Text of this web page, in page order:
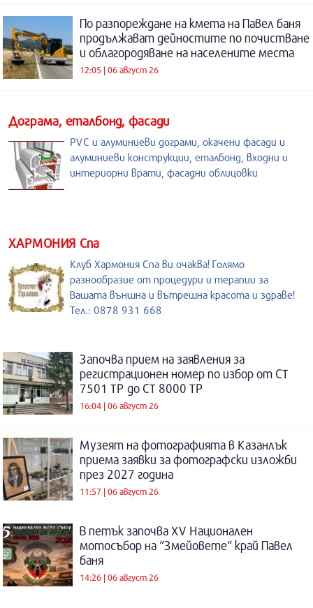
По разпореждане на кмета на Павел баня
продължават дейностите по почистване
и облагородяване на населените места
12:05 | 06 август 26
Дограма, еталбонд, фасади
PVC и алуминиеви дограми, окачени фасади и
алуминиеви конструкции, еталбонд, входни и
интериорни врати, фасадни облицовки
ХАРМОНИЯ Спа
Клуб Хармония Спа ви очаква! Голямо
разнообразие от процедури и терапии за
Вашата външна и вътрешна красота и здраве!
Тел.: 0878 931 668
Започва прием на заявления за
регистрационен номер по избор от СТ
7501 ТР до СТ 8000 ТР
16:04 | 06 август 26
Музеят на фотографията в Казанлък
приема заявки за фотографски изложби
през 2027 година
11:57 | 06 август 26
В петък започва XV Национален
мотосъбор на “Змейовете“ край Павел
баня
14:26 | 06 август 26